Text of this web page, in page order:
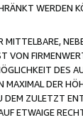
WERDEN
VON
DES
DER
ZULETZT
ETWAIGE